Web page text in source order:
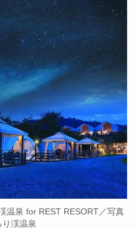
温泉 for REST RESORT／写真
渓温泉